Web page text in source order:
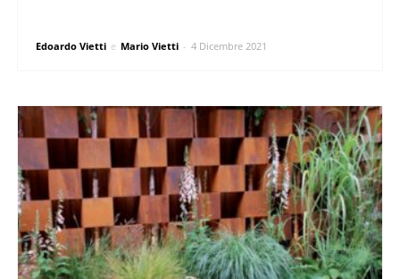
Edoardo Vietti e Mario Vietti - 4 Dicembre 2021